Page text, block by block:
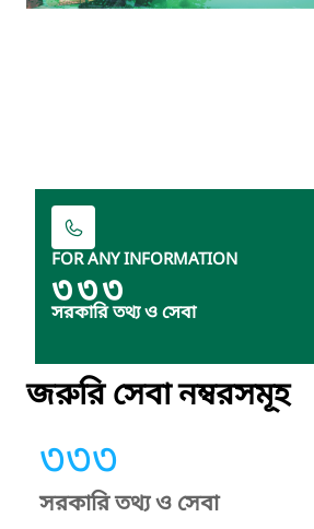
FOR ANY INFORMATION
৩৩৩
সরকারি তথ্য ও সেবা
জরুরি সেবা নম্বরসমূহ
৩৩৩
সরকারি তথ্য ও সেবা